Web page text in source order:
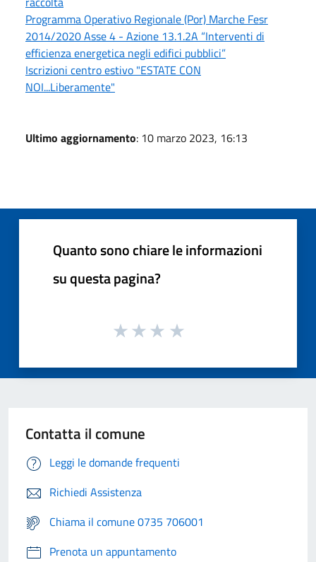
Programma Operativo Regionale (Por) Marche Fesr
2014/2020 Asse 4 - Azione 13.1.2A “Interventi di
efficienza energetica negli edifici pubblici”
Iscrizioni centro estivo "ESTATE CON
NOI...Liberamente"
Ultimo aggiornamento: 10 marzo 2023, 16:13
Quanto sono chiare le informazioni
su questa pagina?
Contatta il comune
Leggi le domande frequenti
Richiedi Assistenza
Chiama il comune 0735 706001
Prenota un appuntamento